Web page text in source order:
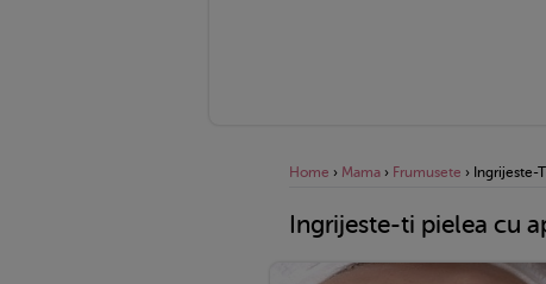
Home › Mama › Frumusete › Ingrijeste-
Ingrijeste-ti pielea cu